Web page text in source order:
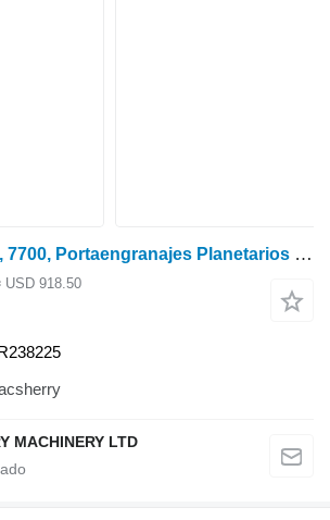
John Deere 7710, 7700, Portaengranajes Planetarios del Eje Delantero, Hat R99681, R238 reductor para tractor de ruedas
USD 918.50
MACHINERY LTD